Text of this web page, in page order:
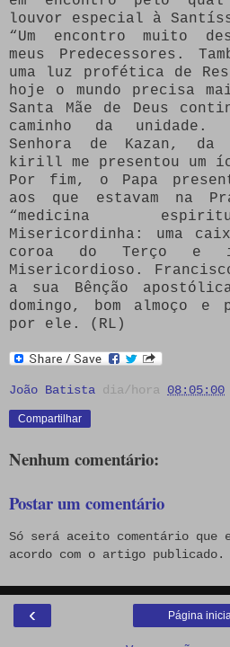
louvor especial à
“Um encontro muito
meus Predecessores.
uma luz profética de
hoje o mundo precisa
Santa Mãe de Deus
caminho da unidade.
Senhora de Kazan,
kirill me presentou um
Por fim, o Papa
aos que estavam na
“medicina
Misericordinha: uma
coroa do Terço e
Misericordioso.
a sua Bênção
domingo, bom almoço e
por ele. (RL)
João Batista dia/hora 08:05:00
Compartilhar
Nenhum comentário:
Postar um comentário
Só será aceito comentário que
acordo com o artigo publicado.
‹ Página